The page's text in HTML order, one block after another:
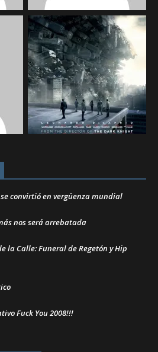
se convirtió en vergüenza mundial
nos será arrebatada
la Calle: Funeral de Regetón y Hip
Fuck You 2008!!!